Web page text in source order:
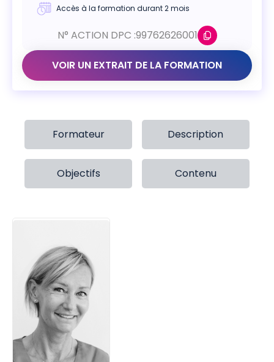
Formateur Description
Objectifs Contenu
Accès à la formation durant 2 mois
N° ACTION DPC :99762626001
VOIR UN EXTRAIT DE LA FORMATION